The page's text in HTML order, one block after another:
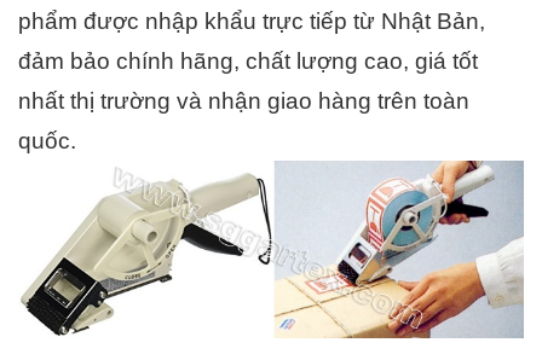
phẩm được nhập khẩu trực tiếp từ Nhật Bản,
đảm bảo chính hãng, chất lượng cao, giá tốt
nhất thị trường và nhận giao hàng trên toàn
quốc.